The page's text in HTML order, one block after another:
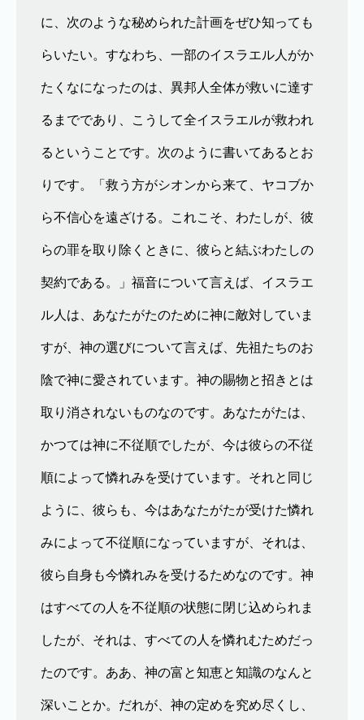
に、次のような秘められた計画をぜひ知っても
らいたい。すなわち、一部のイスラエル人がか
たくなになったのは、異邦人全体が救いに達す
るまでであり、こうして全イスラエルが救われ
るということです。次のように書いてあるとお
りです。「救う方がシオンから来て、ヤコブか
ら不信心を遠ざける。これこそ、わたしが、彼
らの罪を取り除くときに、彼らと結ぶわたしの
契約である。」福音について言えば、イスラエ
ル人は、あなたがたのために神に敵対していま
すが、神の選びについて言えば、先祖たちのお
陰で神に愛されています。神の賜物と招きとは
取り消されないものなのです。あなたがたは、
かつては神に不従順でしたが、今は彼らの不従
順によって憐れみを受けています。それと同じ
ように、彼らも、今はあなたがたが受けた憐れ
みによって不従順になっていますが、それは、
彼ら自身も今憐れみを受けるためなのです。神
はすべての人を不従順の状態に閉じ込められま
したが、それは、すべての人を憐れむためだっ
たのです。ああ、神の富と知恵と知識のなんと
深いことか。だれが、神の定めを究め尽くし、